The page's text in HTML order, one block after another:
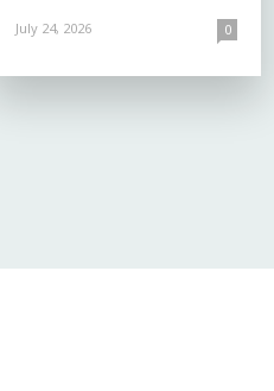
July 24, 2026 0